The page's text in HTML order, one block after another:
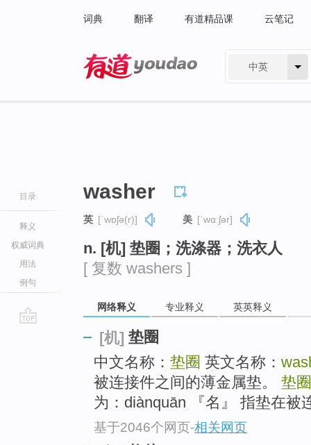
词典 翻译 有道精品课 云笔记
中英
目录
释义
权威词典
用法
例句
washer
英 [ˈwɒʃə(r)] 美 [ˈwɑːʃər]
n. [机] 垫圈；洗涤器；洗衣人
[ 复数 washers ]
网络释义 专业释义 英英释义
[机] 垫圈
中文名称： 垫圈 英文名称：
被连接件之间的薄金属垫。 垫圈
为：diànquān 『名』 指垫在被
基于2046个网页-相关网页